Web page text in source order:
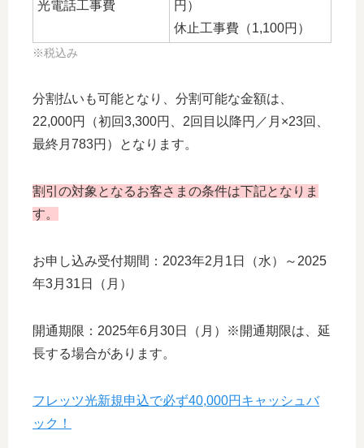
光電話工事費
円）
休止工事費（1,100円）
※税込み
分割払いも可能となり、分割可能な金額は、
22,000円（初回3,300円、2回目以降円／月×23回、
最終月783円）となります。
割引の対象となるお客さまの条件は下記となりま
す。
お申し込み受付期間：2023年2月1日（水）～2025
年3月31日（月）
開通期限：2025年6月30日（月）※開通期限は、延
長する場合があります。
フレッツ光新規申込で必ず40,000円キャッシュバ
ック！